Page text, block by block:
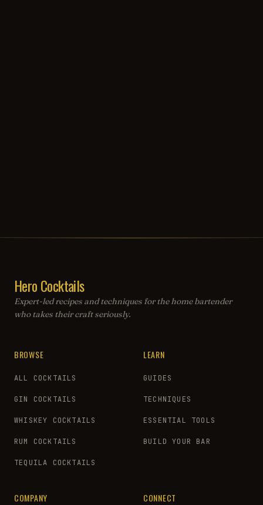
Hero Cocktails
Expert-led recipes and techniques for the home bartender
who takes their craft seriously.
BROWSE
ALL COCKTAILS
GIN COCKTAILS
WHISKEY COCKTAILS
RUM COCKTAILS
TEQUILA COCKTAILS
LEARN
GUIDES
TECHNIQUES
ESSENTIAL TOOLS
BUILD YOUR BAR
COMPANY CONNECT